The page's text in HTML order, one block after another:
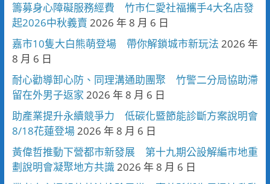
籌募身心障礙服務經費 竹市仁愛社福攜手4大名店發
起2026中秋義賣 2026 年 8 月 6 日
嘉市10隻大白熊萌登場 帶你解鎖城市新玩法 2026 年
8 月 6 日
耐心勸導卸心防、同理溝通助團聚 竹警二分局協助滯
留在外男子返家 2026 年 8 月 6 日
助產業提升永續競爭力 低碳化暨節能診斷方案說明會
8/18花蓮登場2026 年 8 月 6 日
黃偉哲推動下營都市新發展 第十九期公設解編市地重
劃說明會凝聚地方共識2026 年 8 月 6 日